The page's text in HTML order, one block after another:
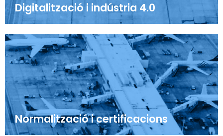
Digitalització i indústria 4.0
Normalització i certificacions